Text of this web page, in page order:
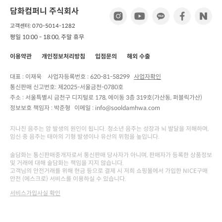
담화컴퍼니 주식회사
고객센터: 070-5014-1282
평일 10:00 - 18:00, 주말 휴무
이용약관 개인정보처리방침 입점문의 해외 수출
대표 : 이재욱 사업자등록번호 : 620-81-58299 사업자확인
통신판매 신고번호: 제2025-서울금천-0780호
주소 : 서울특별시 금천구 디지털로 178, 에이동 3층 319호(가산동, 퍼블릭가산)
정보보호 책임자 : 박준형 이메일 : info@sooldamhwa.com
지나친 음주는 암 발생의 원인이 됩니다. 청소년 음주는 성장과 뇌 발달을 저해하며,
임신 중 음주는 태아의 기형 발생이나 유산의 위험을 높입니다.
술담화는 통신판매중개자로서 통신판매 당사자가 아니며, 판매자가 등록한 상품정보
및 거래에 대해 술담화는 책임을 지지 않습니다.
고객님의 안전거래를 위해 현금 등으로 결제 시 저희 쇼핑몰에서 가입한 NICE구매
안전 (에스크로) 서비스를 이용하실 수 있습니다.
서비스가입사실 확인